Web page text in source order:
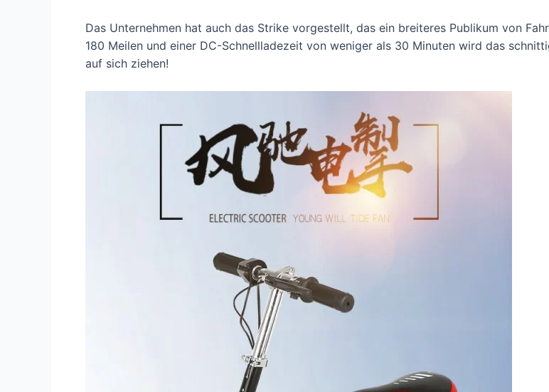
Das Unternehmen hat auch das Strike vorgestellt, das ein breiteres Publikum von
180 Meilen und einer DC-Schnellladezeit von weniger als 30 Minuten wird das
auf sich ziehen!